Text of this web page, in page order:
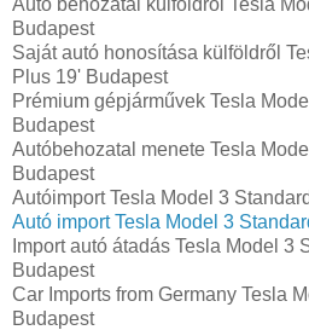
Budapest
Saját autó honosítása külföldről
Plus 19' Budapest
Prémium gépjárművek Tesla
Budapest
Autóbehozatal menete Tesla
Budapest
Autóimport Tesla Model 3
Autó import Tesla Model 3
Import autó átadás Tesla Model 3
Budapest
Car Imports from Germany Tesla
Budapest